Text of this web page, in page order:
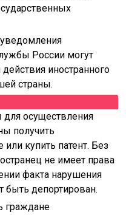
России могут
иностранного
страны.
для осуществления
получить
купить патент. Без
не имеет права
факта нарушения
депортирован.
граждане